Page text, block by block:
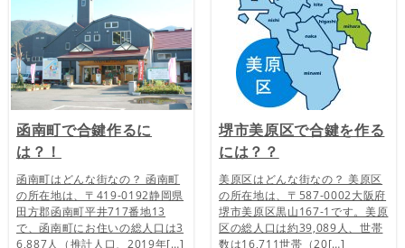
函南町で合鍵作るに
は？！
函南町はどんな街なの？ 函南町
の所在地は、〒419-0192静岡県
田方郡函南町平井717番地13
で、函南町にお住いの総人口は3
6,887人（推計人口、2019年[…]
堺市美原区で合鍵を作る
には？？
美原区はどんな街なの？ 美原区
の所在地は、〒587-0002大阪府
堺市美原区黒山167-1です。美原
区の総人口は約39,089人、世帯
数は16,711世帯（20[…]